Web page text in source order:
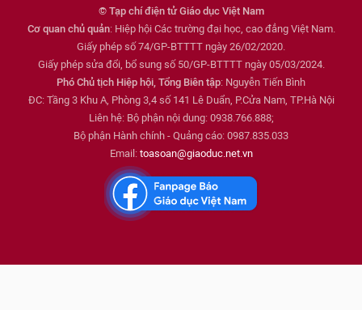
© Tạp chí điện tử Giáo dục Việt Nam
Cơ quan chủ quản: Hiệp hội Các trường đại học, cao đẳng Việt Nam.
Giấy phép số 74/GP-BTTTT ngày 26/02/2020.
Giấy phép sửa đổi, bổ sung số 50/GP-BTTTT ngày 05/03/2024.
Phó Chủ tịch Hiệp hội, Tổng Biên tập: Nguyễn Tiến Bình
ĐC: Tầng 3 Khu A, Phòng 3,4 số 141 Lê Duẩn, P.Cửa Nam, TP.Hà Nội
Liên hệ: Bộ phận nội dung: 0938.766.888;
Bộ phận Hành chính - Quảng cáo: 0987.835.033
Email: toasoan@giaoduc.net.vn